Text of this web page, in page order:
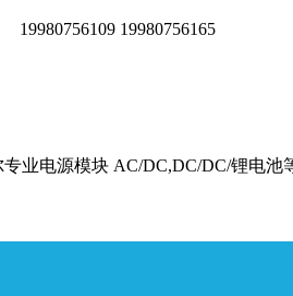
19980756165
业电源模块 AC/DC,DC/DC/锂电